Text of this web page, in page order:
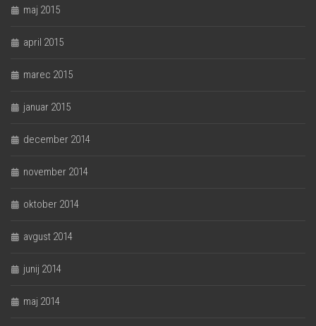
maj 2015
april 2015
marec 2015
januar 2015
december 2014
november 2014
oktober 2014
avgust 2014
junij 2014
maj 2014